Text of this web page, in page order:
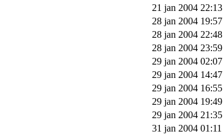
21 jan 2004 22:13
28 jan 2004 19:57
28 jan 2004 22:48
28 jan 2004 23:59
29 jan 2004 02:07
29 jan 2004 14:47
29 jan 2004 16:55
29 jan 2004 19:49
29 jan 2004 21:35
31 jan 2004 01:11